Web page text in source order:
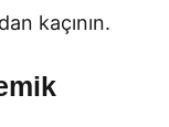
kaçının.